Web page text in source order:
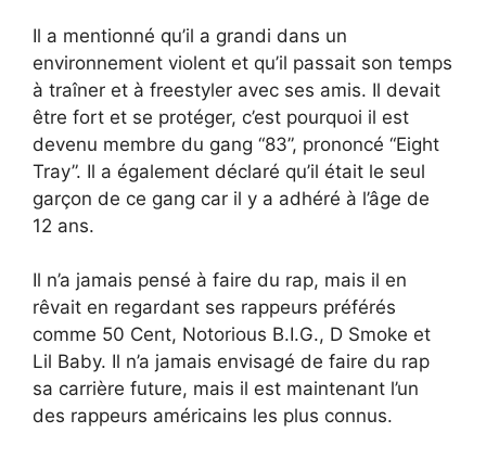
Il a mentionné qu’il a grandi dans un
environnement violent et qu’il passait son temps
à traîner et à freestyler avec ses amis. Il devait
être fort et se protéger, c’est pourquoi il est
devenu membre du gang “83”, prononcé “Eight
Tray”. Il a également déclaré qu’il était le seul
garçon de ce gang car il y a adhéré à l’âge de
12 ans.
Il n’a jamais pensé à faire du rap, mais il en
rêvait en regardant ses rappeurs préférés
comme 50 Cent, Notorious B.I.G., D Smoke et
Lil Baby. Il n’a jamais envisagé de faire du rap
sa carrière future, mais il est maintenant l’un
des rappeurs américains les plus connus.